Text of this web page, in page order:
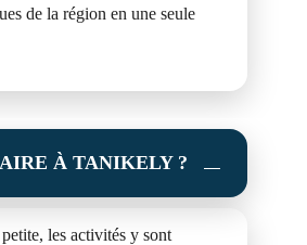
de la région en une seule
À TANIKELY ?
les activités y sont